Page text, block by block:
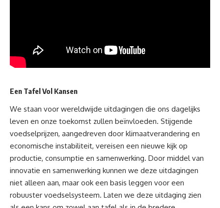
Een Tafel Vol Kansen
We staan voor wereldwijde uitdagingen die ons dagelijks
leven en onze toekomst zullen beïnvloeden. Stijgende
voedselprijzen, aangedreven door klimaatverandering en
economische instabiliteit, vereisen een nieuwe kijk op
productie, consumptie en samenwerking. Door middel van
innovatie en samenwerking kunnen we deze uitdagingen
niet alleen aan, maar ook een basis leggen voor een
robuuster voedselsysteem. Laten we deze uitdaging zien